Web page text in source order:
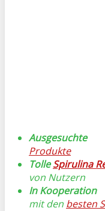
Ausgesuchte
Produkte
TolleSpirulina
von Nutzern
In Kooperation
mit den besten